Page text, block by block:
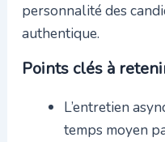
personnalité des
authentique.
Points clés à
L’entretien
temps moyen